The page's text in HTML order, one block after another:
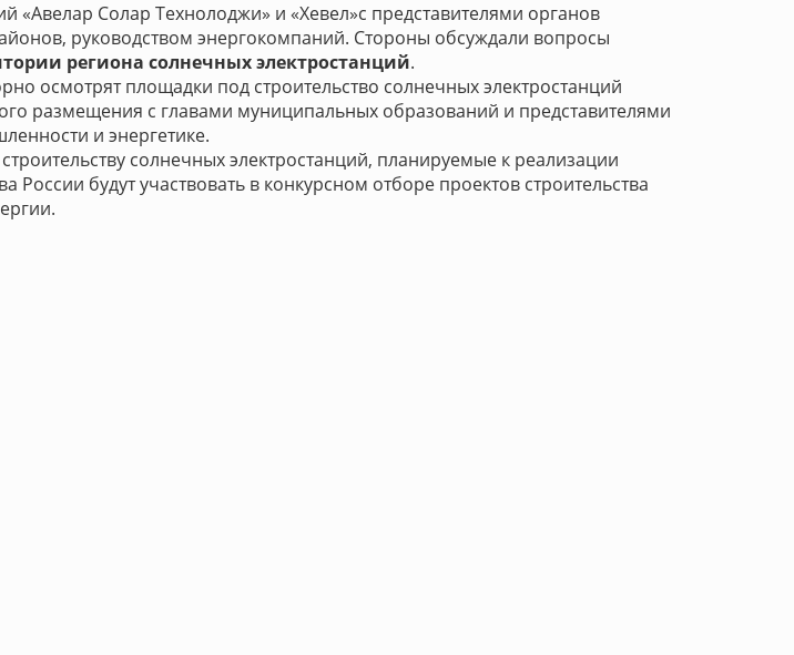
«Авелар Солар Технолоджи» и «Хевел»с представителями органов
руководством энергокомпаний. Стороны обсуждали вопросы
региона солнечных электростанций.
осмотрят площадки под строительство солнечных электростанций
размещения с главами муниципальных образований и представителями
и энергетике.
солнечных электростанций, планируемые к реализации
будут участвовать в конкурсном отборе проектов строительства